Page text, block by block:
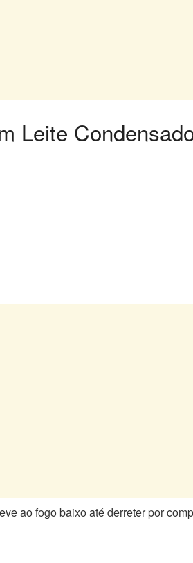
Leite
ao fogo baixo até derreter por